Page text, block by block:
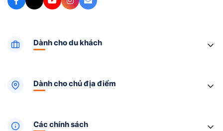
Dành cho du khách
Dành cho chủ địa điểm
Các chính sách